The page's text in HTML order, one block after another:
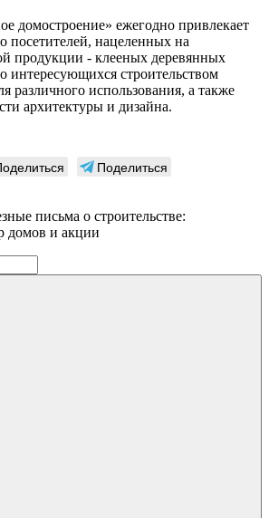
домостроение» ежегодно привлекает
посетителей, нацеленных на
продукции - клееных деревянных
интересующихся строительством
различного использования, а также
архитектуры и дизайна.
Поделиться
письма о строительстве:
домов и акции